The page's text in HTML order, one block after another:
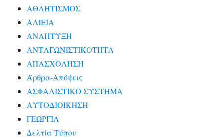
ΑΘΛΗΤΙΣΜΟΣ
ΑΛΙΕΙΑ
ΑΝΑΠΤΥΞΗ
ΑΝΤΑΓΩΝΙΣΤΙΚΟΤΗΤΑ
ΑΠΑΣΧΟΛΗΣΗ
Άρθρα-Απόψεις
ΑΣΦΑΛΙΣΤΙΚΟ ΣΥΣΤΗΜΑ
ΑΥΤΟΔΙΟΙΚΗΣΗ
ΓΕΩΡΓΙΑ
Δελτία Τύπου